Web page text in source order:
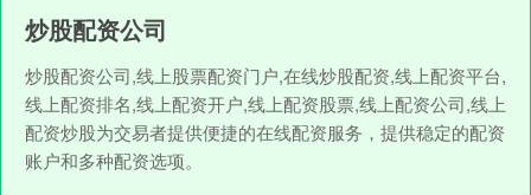
炒股配资公司
炒股配资公司,线上股票配资门户,在线炒股配资,线上配资平台,
线上配资排名,线上配资开户,线上配资股票,线上配资公司,线上
配资炒股为交易者提供便捷的在线配资服务，提供稳定的配资
账户和多种配资选项。